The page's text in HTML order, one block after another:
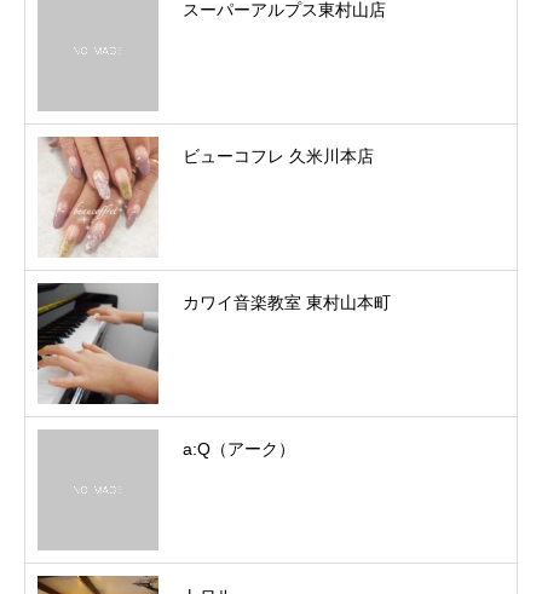
スーパーアルプス東村山店
ビューコフレ 久米川本店
カワイ音楽教室 東村山本町
a:Q（アーク）